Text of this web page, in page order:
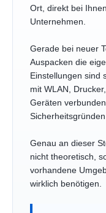
Ort, direkt bei
Unternehmen.
Gerade bei neuer
Auspacken die
Einstellungen sind
mit WLAN,
Geräten
Genau an dieser
nicht theoretisch,
vorhandene
wirklich benötigen.